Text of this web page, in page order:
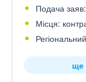
Подача
Місця:
ще